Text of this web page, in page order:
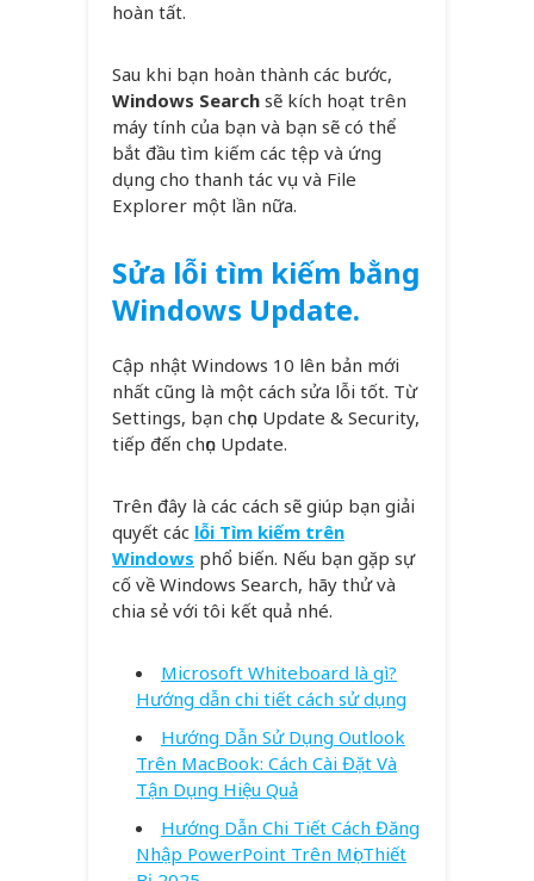
hoàn tất.
Sau khi bạn hoàn thành các bước,
Windows Search sẽ kích hoạt trên
máy tính của bạn và bạn sẽ có thể
bắt đầu tìm kiếm các tệp và ứng
dụng cho thanh tác vụ và File
Explorer một lần nữa.
Sửa lỗi tìm kiếm bằng
Windows Update.
Cập nhật Windows 10 lên bản mới
nhất cũng là một cách sửa lỗi tốt. Từ
Settings, bạn chọn Update & Security,
tiếp đến chọn Update.
Trên đây là các cách sẽ giúp bạn giải
quyết các lỗi Tìm kiếm trên
Windows phổ biến. Nếu bạn gặp sự
cố về Windows Search, hãy thử và
chia sẻ với tôi kết quả nhé.
Microsoft Whiteboard là gì?
Hướng dẫn chi tiết cách sử dụng
Hướng Dẫn Sử Dụng Outlook
Trên MacBook: Cách Cài Đặt Và
Tận Dụng Hiệu Quả
Hướng Dẫn Chi Tiết Cách Đăng
Nhập PowerPoint Trên Mọi Thiết